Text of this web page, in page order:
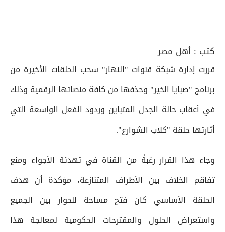
كتب : أهل مصر
قررت إدارة شبكة قنوات "النهار" سحب الحلقات الأخيرة من
برنامج "صبايا الخير" وحذفها من كافة منصاتها الرقمية وذلك
في أعقاب حالة الجدل المتباين وردود الفعل الواسعة التي
أثارتها حلقة "كلاب الشوارع".
وجاء هذا القرار رغبةً من القناة في تهدئة الأجواء ومنع
تفاقم الخلاف بين الأطراف المتنازعة، مؤكدة أن هدف
الحلقة الأساسي كان فتح مساحة للحوار بين الجميع
واستعراض الحلول والمقترحات الحكومية لمعالجة هذا